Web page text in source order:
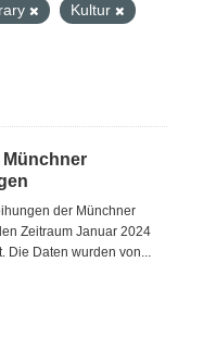
Kultur
der Münchner
Zeitraum Januar 2024
Die Daten wurden von...